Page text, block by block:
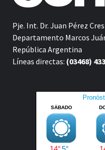
Pje. Int. Dr. Juan Pérez
Departamento Marcos
República Argentina
Líneas directas: (03468)